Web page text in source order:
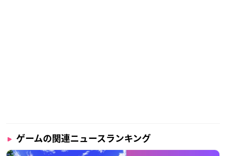
ゲームの関連ニュースランキング